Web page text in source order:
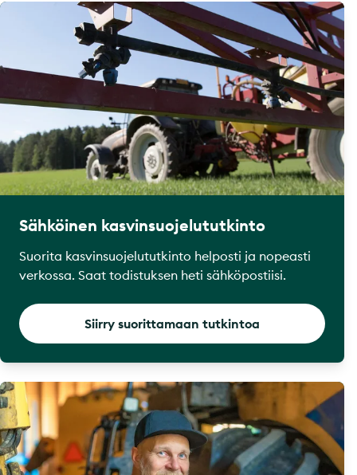
Sähköinen kasvinsuojelututkinto
Suorita kasvinsuojelututkinto helposti ja nopeasti
verkossa. Saat todistuksen heti sähköpostiisi.
Siirry suorittamaan tutkintoa